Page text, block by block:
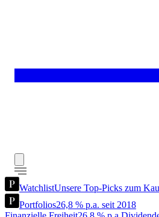
WatchlistUnsere Top-Picks zum
Portfolios26,8 % p.a. seit 2018